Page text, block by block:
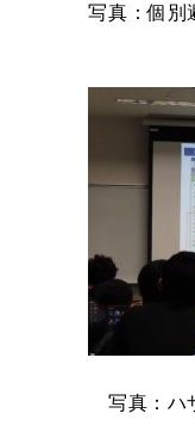
写真：個別
写真：ハ